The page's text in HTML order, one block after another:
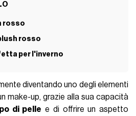
rosso
rosso
per l'inverno
diventando uno degli elementi
make-up, grazie alla sua capacità
di pelle e di offrire un aspetto